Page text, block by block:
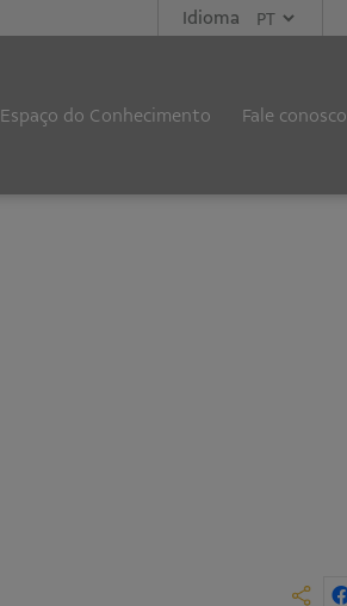
Idioma
Espaço do Conhecimento Fale conosco